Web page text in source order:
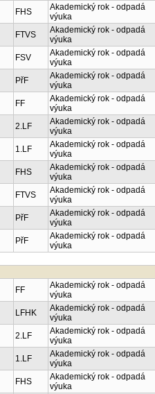
FHS
Akademický rok - odpadá
výuka
FTVS
Akademický rok - odpadá
výuka
FSV
Akademický rok - odpadá
výuka
PřF
Akademický rok - odpadá
výuka
FF
Akademický rok - odpadá
výuka
2.LF
Akademický rok - odpadá
výuka
1.LF
Akademický rok - odpadá
výuka
FHS
Akademický rok - odpadá
výuka
FTVS
Akademický rok - odpadá
výuka
PřF
Akademický rok - odpadá
výuka
PřF
Akademický rok - odpadá
výuka
FF
Akademický rok - odpadá
výuka
LFHK
Akademický rok - odpadá
výuka
2.LF
Akademický rok - odpadá
výuka
1.LF
Akademický rok - odpadá
výuka
FHS
Akademický rok - odpadá
výuka